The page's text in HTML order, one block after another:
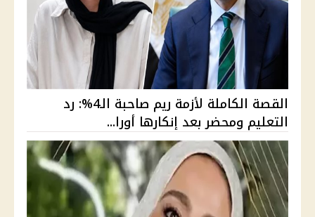
القصة الكاملة لأزمة ريم صاحبة الـ4%: رد
التعليم ومحضر بعد إنكارها أورا...